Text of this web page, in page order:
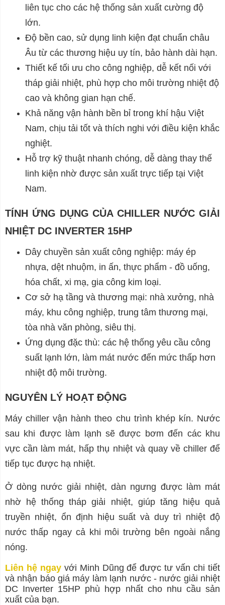
liên tục cho các hệ thống sản xuất cường độ
lớn.
Độ bền cao, sử dụng linh kiện đạt chuẩn châu
Âu từ các thương hiệu uy tín, bảo hành dài hạn.
Thiết kế tối ưu cho công nghiệp, dễ kết nối với
tháp giải nhiệt, phù hợp cho môi trường nhiệt độ
cao và không gian hạn chế.
Khả năng vận hành bền bỉ trong khí hậu Việt
Nam, chịu tải tốt và thích nghi với điều kiện khắc
nghiệt.
Hỗ trợ kỹ thuật nhanh chóng, dễ dàng thay thế
linh kiện nhờ được sản xuất trực tiếp tại Việt
Nam.
TÍNH ỨNG DỤNG CỦA CHILLER NƯỚC GIẢI
NHIỆT DC INVERTER 15HP
Dây chuyền sản xuất công nghiệp: máy ép
nhựa, dệt nhuộm, in ấn, thực phẩm - đồ uống,
hóa chất, xi mạ, gia công kim loại.
Cơ sở hạ tầng và thương mại: nhà xưởng, nhà
máy, khu công nghiệp, trung tâm thương mại,
tòa nhà văn phòng, siêu thị.
Ứng dụng đặc thù: các hệ thống yêu cầu công
suất lạnh lớn, làm mát nước đến mức thấp hơn
nhiệt độ môi trường.
NGUYÊN LÝ HOẠT ĐỘNG
Máy chiller vận hành theo chu trình khép kín. Nước
sau khi được làm lạnh sẽ được bơm đến các khu
vực cần làm mát, hấp thụ nhiệt và quay về chiller để
tiếp tục được hạ nhiệt.
Ở dòng nước giải nhiệt, dàn ngưng được làm mát
nhờ hệ thống tháp giải nhiệt, giúp tăng hiệu quả
truyền nhiệt, ổn định hiệu suất và duy trì nhiệt độ
nước thấp ngay cả khi môi trường bên ngoài nắng
nóng.
Liên hệ ngay với Minh Dũng để được tư vấn chi tiết
và nhận báo giá máy làm lạnh nước - nước giải nhiệt
DC Inverter 15HP phù hợp nhất cho nhu cầu sản
xuất của bạn.